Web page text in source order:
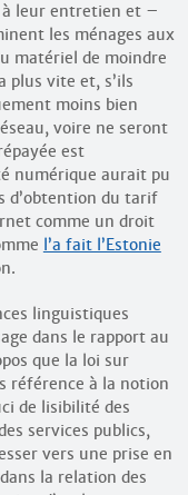
à leur entretien et –
les ménages aux
matériel de moindre
plus vite et, s’ils
moins bien
voire ne seront
est
numérique aurait pu
d’obtention du tarif
comme un droit
l’a fait l’Estonie
linguistiques
dans le rapport au
que la loi sur
référence à la notion
de lisibilité des
services publics,
vers une prise en
la relation des